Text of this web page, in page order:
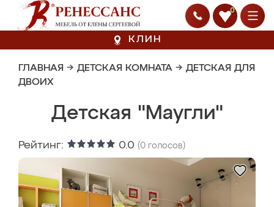
0
КЛИН
ГЛАВНАЯ → ДЕТСКАЯ КОМНАТА → ДЕТСКАЯ ДЛЯ
ДВОИХ
Детская "Маугли"
Рейтинг: 0.0 (0 голосов)